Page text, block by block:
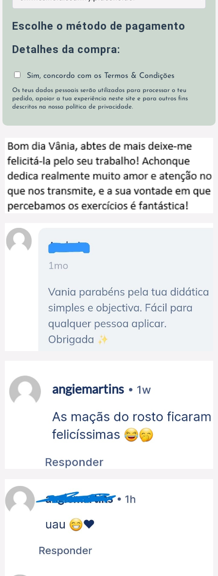
Escolhe o método de pagamento
Detalhes da compra:
Sim, concordo com os Termos & Condições
Os teus dados pessoais serão utilizados para processar o teu
pedido, apoiar a tua experiência neste site e para outros fins
descritos na nossa política de privacidade.